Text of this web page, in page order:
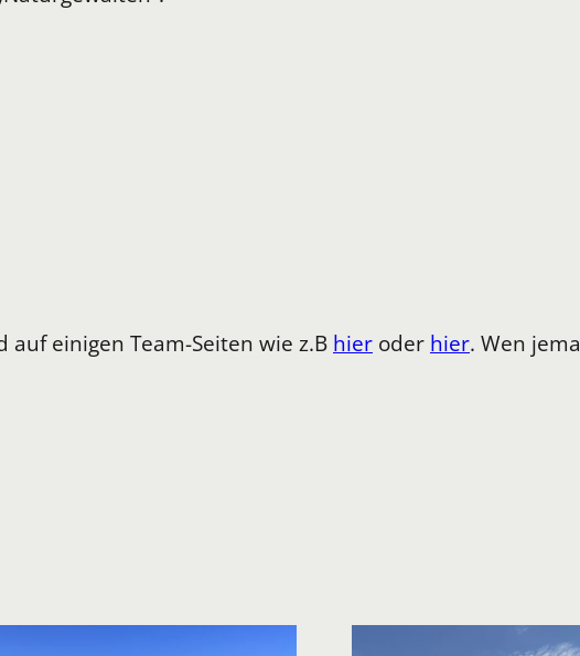
auf einigen Team-Seiten wie z.B hier oder hier. Wen